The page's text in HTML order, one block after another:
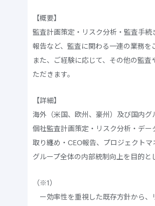
【概要】
監査計画策定・リスク分析・監査手
報告など、監査に関わる一連の業務を
また、ご経験に応じて、その他の監
ただきます。
【詳細】
海外（米国、欧州、豪州）及び国内
個社監査計画策定・リスク分析・デ
取り纏め・CEO報告、プロジェクト
グループ全体の内部統制向上を目的
（※1）
ー効率性を重視した既存方針から、